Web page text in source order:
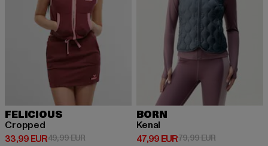
FELICIOUS
Cropped
33,99 EUR
Derzeitiger Preis: 33,99 EUR
49,99 EURAktionspreis: 49,99 EUR
BORN
Kenal
47,99 EUR
Derzeitiger Preis: 47,99 EUR
79,99 EURAktionspreis: